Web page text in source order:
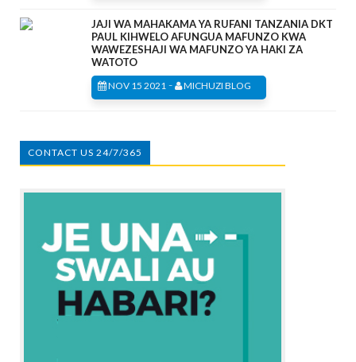
JAJI WA MAHAKAMA YA RUFANI TANZANIA DKT
PAUL KIHWELO AFUNGUA MAFUNZO KWA
WAWEZESHAJI WA MAFUNZO YA HAKI ZA
WATOTO
NOV 15 2021 - MICHUZI BLOG
CONTACT US 24/7/365